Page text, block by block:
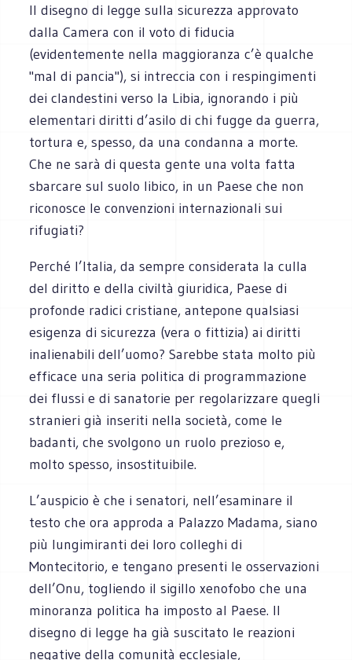
Il disegno di legge sulla sicurezza approvato
dalla Camera con il voto di fiducia
(evidentemente nella maggioranza c’è qualche
"mal di pancia"), si intreccia con i respingimenti
dei clandestini verso la Libia, ignorando i più
elementari diritti d’asilo di chi fugge da guerra,
tortura e, spesso, da una condanna a morte.
Che ne sarà di questa gente una volta fatta
sbarcare sul suolo libico, in un Paese che non
riconosce le convenzioni internazionali sui
rifugiati?
Perché l’Italia, da sempre considerata la culla
del diritto e della civiltà giuridica, Paese di
profonde radici cristiane, antepone qualsiasi
esigenza di sicurezza (vera o fittizia) ai diritti
inalienabili dell’uomo? Sarebbe stata molto più
efficace una seria politica di programmazione
dei flussi e di sanatorie per regolarizzare quegli
stranieri già inseriti nella società, come le
badanti, che svolgono un ruolo prezioso e,
molto spesso, insostituibile.
L’auspicio è che i senatori, nell’esaminare il
testo che ora approda a Palazzo Madama, siano
più lungimiranti dei loro colleghi di
Montecitorio, e tengano presenti le osservazioni
dell’Onu, togliendo il sigillo xenofobo che una
minoranza politica ha imposto al Paese. Il
disegno di legge ha già suscitato le reazioni
negative della comunità ecclesiale,